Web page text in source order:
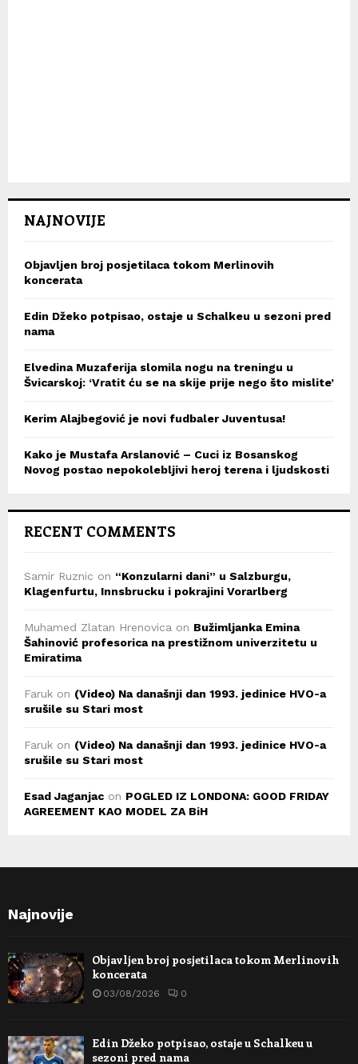
NAJNOVIJE
Objavljen broj posjetilaca tokom Merlinovih
koncerata
Edin Džeko potpisao, ostaje u Schalkeu u sezoni pred
nama
Elvedina Muzaferija slomila nogu na treningu u
Švicarskoj: ‘Vratit ću se na skije prije nego što mislite’
Kerim Alajbegović je novi fudbaler Juventusa!
Kako je Mustafa Arslanović – Cuci iz Bosanskog
Novog postao nepokolebljivi heroj terena i ljudskosti
RECENT COMMENTS
Samir Ruznic on “Konzularni dani” u Salzburgu,
Klagenfurtu, Innsbrucku i pokrajini Vorarlberg
Muhamed Zlatan Hrenovica on Bužimljanka Emina
Šahinović profesorica na prestižnom univerzitetu u
Emiratima
Faruk on (Video) Na današnji dan 1993. jedinice HVO-a
srušile su Stari most
Faruk on (Video) Na današnji dan 1993. jedinice HVO-a
srušile su Stari most
Esad Jaganjac on POGLED IZ LONDONA: GOOD FRIDAY
AGREEMENT KAO MODEL ZA BiH
Najnovije
Objavljen broj posjetilaca tokom Merlinovih
koncerata
03/08/2026 0
Edin Džeko potpisao, ostaje u Schalkeu u
sezoni pred nama